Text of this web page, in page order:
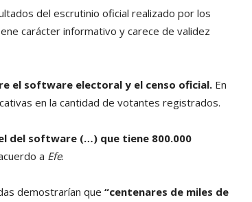
del escrutinio oficial realizado por los
carácter informativo y carece de validez
el software electoral y el censo oficial. En
en la cantidad de votantes registrados.
del software (…) que tiene 800.000
a Efe.
demostrarían que “centenares de miles de